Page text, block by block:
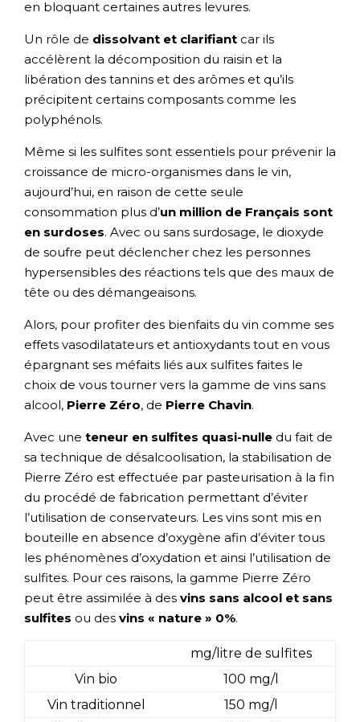
en bloquant certaines autres levures.
Un rôle de dissolvant et clarifiant car ils
accélèrent la décomposition du raisin et la
libération des tannins et des arômes et qu’ils
précipitent certains composants comme les
polyphénols.
Même si les sulfites sont essentiels pour prévenir la
croissance de micro-organismes dans le vin,
aujourd’hui, en raison de cette seule
consommation plus d’un million de Français sont
en surdoses. Avec ou sans surdosage, le dioxyde
de soufre peut déclencher chez les personnes
hypersensibles des réactions tels que des maux de
tête ou des démangeaisons.
Alors, pour profiter des bienfaits du vin comme ses
effets vasodilatateurs et antioxydants tout en vous
épargnant ses méfaits liés aux sulfites faites le
choix de vous tourner vers la gamme de vins sans
alcool, Pierre Zéro, de Pierre Chavin.
Avec une teneur en sulfites quasi-nulle du fait de
sa technique de désalcoolisation, la stabilisation de
Pierre Zéro est effectuée par pasteurisation à la fin
du procédé de fabrication permettant d’éviter
l’utilisation de conservateurs. Les vins sont mis en
bouteille en absence d’oxygène afin d’éviter tous
les phénomènes d’oxydation et ainsi l’utilisation de
sulfites. Pour ces raisons, la gamme Pierre Zéro
peut être assimilée à des vins sans alcool et sans
sulfites ou des vins « nature » 0%.
mg/litre de sulfites
Vin bio
100 mg/l
Vin traditionnel
150 mg/l